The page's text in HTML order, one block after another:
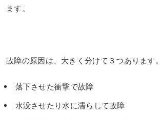
ます。
故障の原因は、大きく分けて３つあります。
落下させた衝撃で故障
水没させたり水に濡らして故障